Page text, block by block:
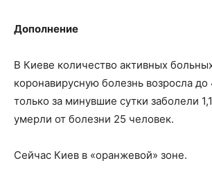
Дополнение
В Киеве количество активных
коронавирусную болезнь возросла до
только за минувшие сутки заболели
умерли от болезни 25 человек.
Сейчас Киев в «оранжевой» зоне.